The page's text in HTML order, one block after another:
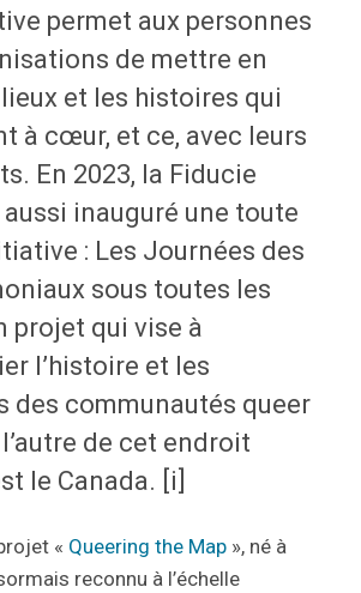
permet aux personnes
de mettre en
et les histoires qui
à cœur, et ce, avec leurs
En 2023, la Fiducie
inauguré une toute
: Les Journées des
sous toutes les
projet qui vise à
l’histoire et les
des communautés queer
l’autre de cet endroit
le Canada. [i]
« Queering the Map», né à
reconnu à l’échelle